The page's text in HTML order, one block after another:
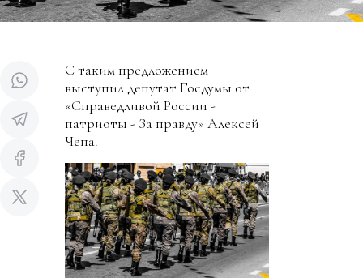
С таким предложением
выступил депутат Госдумы от
«Справедливой России -
патриоты - За правду» Алексей
Чепа.